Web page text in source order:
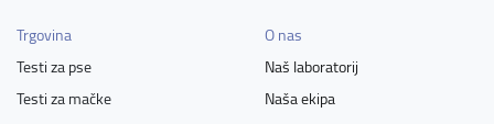
Trgovina
Testi za pse
Testi za mačke
O nas
Naš laboratorij
Naša ekipa